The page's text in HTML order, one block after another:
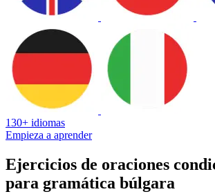
130+ idiomas
Empieza a aprender
Ejercicios de oraciones
para gramática búlgara